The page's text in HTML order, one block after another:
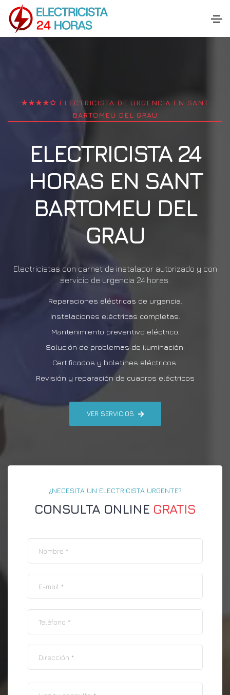
★★★★✩ ELECTRICISTA DE URGENCIA EN SANT
BARTOMEU DEL GRAU
ELECTRICISTA 24
HORAS EN SANT
BARTOMEU DEL
GRAU
Electricistas con carnet de instalador autorizado y con
servicio de urgencia 24 horas.
Reparaciones eléctricas de urgencia.
Instalaciones eléctricas completas.
Mantenimiento preventivo eléctrico.
Solución de problemas de iluminación.
Certificados y boletines eléctricos.
Revisión y reparación de cuadros eléctricos
VER SERVICIOS
¿NECESITA UN ELECTRICISTA URGENTE?
CONSULTA ONLINE GRATIS